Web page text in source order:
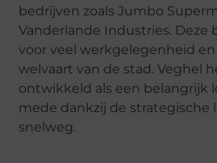
bedrijven zoals Jumbo
Vanderlande Industries. Deze
voor veel werkgelegenheid
welvaart van de stad. Veghel
ontwikkeld als een belangrijk
mede dankzij de strategische
snelweg.